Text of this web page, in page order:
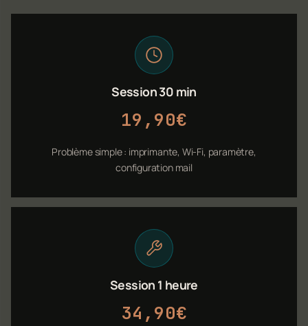
Session 30 min
19,90€
Problème simple : imprimante, Wi-Fi, paramètre,
configuration mail
Session 1 heure
34,90€